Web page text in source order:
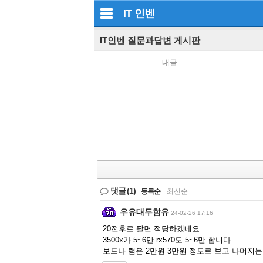
IT 인벤
IT인벤 질문과답변 게시판
내글
댓글(1) 등록순 최신순
우유대두함유 24-02-26 17:16
20전후로 팔면 적당하겠네요
3500x가 5~6만 rx570도 5~6만 합니다
보드나 램은 2만원 3만원 정도로 보고 나머지